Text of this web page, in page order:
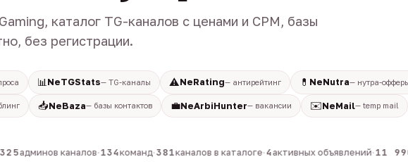
каталог TG-каналов с ценами и CPM, базы
без регистрации.
📊 NeTGStats— TG-каналы ⚠️NeRating— антирейтинг 💊 NeNutra— нутра-
📥NeBaza— базы контактов 💼NeArbiHunter— вакансии ✉️NeMail— temp mail
админов каналов·134команд·381каналов в каталоге·4активных объявлений·11 990